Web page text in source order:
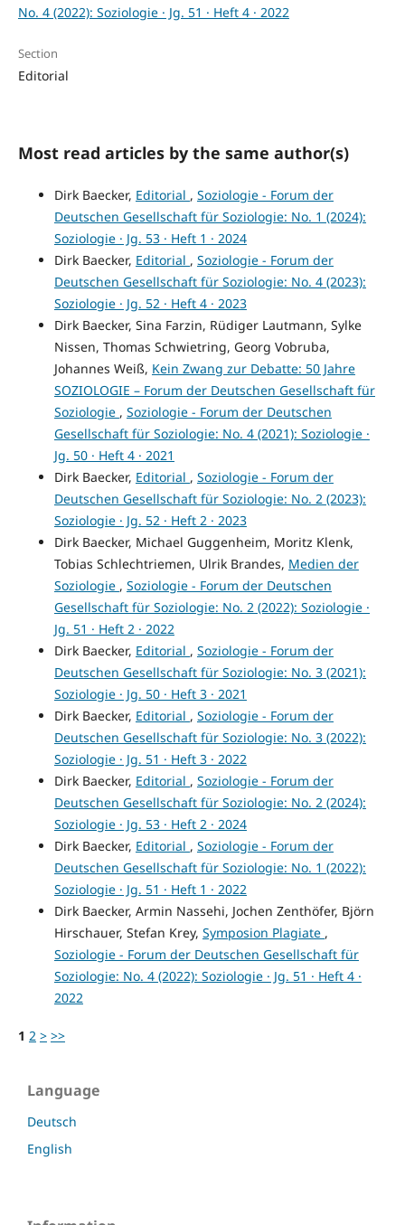
No. 4 (2022): Soziologie · Jg. 51 · Heft 4 · 2022
Section
Editorial
Most read articles by the same author(s)
Dirk Baecker, Editorial , Soziologie - Forum der
Deutschen Gesellschaft für Soziologie: No. 1 (2024):
Soziologie · Jg. 53 · Heft 1 · 2024
Dirk Baecker, Editorial , Soziologie - Forum der
Deutschen Gesellschaft für Soziologie: No. 4 (2023):
Soziologie · Jg. 52 · Heft 4 · 2023
Dirk Baecker, Sina Farzin, Rüdiger Lautmann, Sylke
Nissen, Thomas Schwietring, Georg Vobruba,
Johannes Weiß, Kein Zwang zur Debatte: 50 Jahre
SOZIOLOGIE – Forum der Deutschen Gesellschaft für
Soziologie , Soziologie - Forum der Deutschen
Gesellschaft für Soziologie: No. 4 (2021): Soziologie ·
Jg. 50 · Heft 4 · 2021
Dirk Baecker, Editorial , Soziologie - Forum der
Deutschen Gesellschaft für Soziologie: No. 2 (2023):
Soziologie · Jg. 52 · Heft 2 · 2023
Dirk Baecker, Michael Guggenheim, Moritz Klenk,
Tobias Schlechtriemen, Ulrik Brandes, Medien der
Soziologie , Soziologie - Forum der Deutschen
Gesellschaft für Soziologie: No. 2 (2022): Soziologie ·
Jg. 51 · Heft 2 · 2022
Dirk Baecker, Editorial , Soziologie - Forum der
Deutschen Gesellschaft für Soziologie: No. 3 (2021):
Soziologie · Jg. 50 · Heft 3 · 2021
Dirk Baecker, Editorial , Soziologie - Forum der
Deutschen Gesellschaft für Soziologie: No. 3 (2022):
Soziologie · Jg. 51 · Heft 3 · 2022
Dirk Baecker, Editorial , Soziologie - Forum der
Deutschen Gesellschaft für Soziologie: No. 2 (2024):
Soziologie · Jg. 53 · Heft 2 · 2024
Dirk Baecker, Editorial , Soziologie - Forum der
Deutschen Gesellschaft für Soziologie: No. 1 (2022):
Soziologie · Jg. 51 · Heft 1 · 2022
Dirk Baecker, Armin Nassehi, Jochen Zenthöfer, Björn
Hirschauer, Stefan Krey, Symposion Plagiate ,
Soziologie - Forum der Deutschen Gesellschaft für
Soziologie: No. 4 (2022): Soziologie · Jg. 51 · Heft 4 ·
2022
1 2 > >>
Language
Deutsch
English